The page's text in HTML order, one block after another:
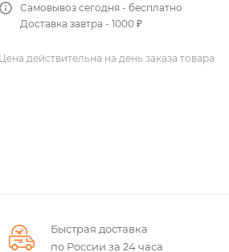
Самовывоз сегодня - бесплатно
Доставка завтра - 1000 ₽
Цена действительна на день заказа товара
Быстрая доставка
по России за 24 часа